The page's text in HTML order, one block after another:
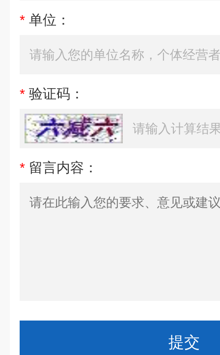
* 单位：
* 验证码：
* 留言内容：